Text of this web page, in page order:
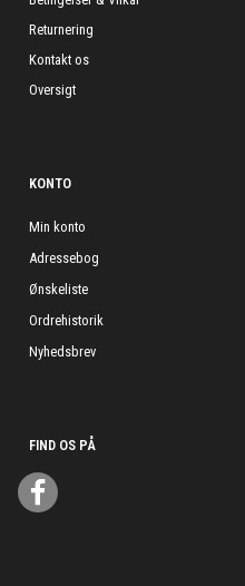
Returnering
Kontakt os
Oversigt
KONTO
Min konto
Adressebog
Ønskeliste
Ordrehistorik
Nyhedsbrev
FIND OS PÅ